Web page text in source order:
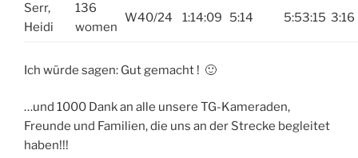
Serr,
Heidi
136
women
W40/24 1:14:09 5:14 5:53:15 3:16
Ich würde sagen: Gut gemacht ! 🙂
…und 1000 Dank an alle unsere TG-Kameraden,
Freunde und Familien, die uns an der Strecke begleitet
haben!!!